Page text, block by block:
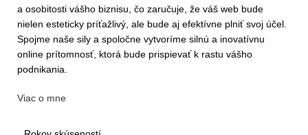
a osobitosti vášho biznisu, čo zaručuje, že váš web bude
nielen esteticky príťažlivý, ale bude aj efektívne plniť svoj účel.
Spojme naše sily a spoločne vytvoríme silnú a inovatívnu
online prítomnosť, ktorá bude prispievať k rastu vášho
podnikania.
Viac o mne